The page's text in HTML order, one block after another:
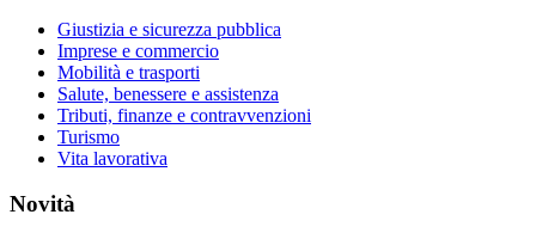
Giustizia e sicurezza pubblica
Imprese e commercio
Mobilità e trasporti
Salute, benessere e assistenza
Tributi, finanze e contravvenzioni
Turismo
Vita lavorativa
Novità